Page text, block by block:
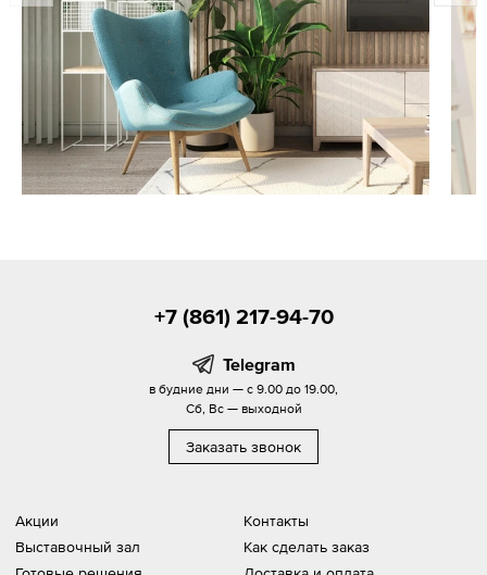
Акции
Выставочный зал
Контакты
Как сделать заказ
+7 (861) 217-94-70
Telegram
в будние дни — с 9.00 до 19.00,
Сб, Вс — выходной
Заказать звонок